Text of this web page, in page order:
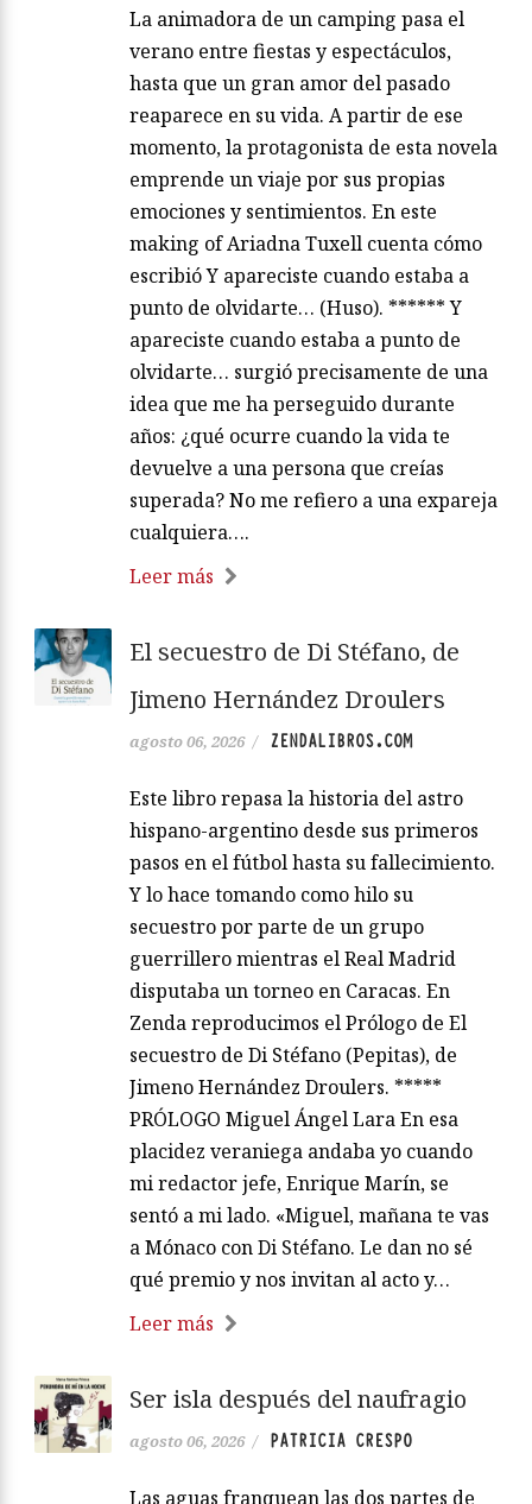
La animadora de un camping pasa el
verano entre fiestas y espectáculos,
hasta que un gran amor del pasado
reaparece en su vida. A partir de ese
momento, la protagonista de esta novela
emprende un viaje por sus propias
emociones y sentimientos. En este
making of Ariadna Tuxell cuenta cómo
escribió Y apareciste cuando estaba a
punto de olvidarte… (Huso). ****** Y
apareciste cuando estaba a punto de
olvidarte… surgió precisamente de una
idea que me ha perseguido durante
años: ¿qué ocurre cuando la vida te
devuelve a una persona que creías
superada? No me refiero a una expareja
cualquiera….
Leer más
El secuestro de Di Stéfano, de
Jimeno Hernández Droulers
agosto 06, 2026 / ZENDALIBROS.COM
Este libro repasa la historia del astro
hispano-argentino desde sus primeros
pasos en el fútbol hasta su fallecimiento.
Y lo hace tomando como hilo su
secuestro por parte de un grupo
guerrillero mientras el Real Madrid
disputaba un torneo en Caracas. En
Zenda reproducimos el Prólogo de El
secuestro de Di Stéfano (Pepitas), de
Jimeno Hernández Droulers. *****
PRÓLOGO Miguel Ángel Lara En esa
placidez veraniega andaba yo cuando
mi redactor jefe, Enrique Marín, se
sentó a mi lado. «Miguel, mañana te vas
a Mónaco con Di Stéfano. Le dan no sé
qué premio y nos invitan al acto y…
Leer más
Ser isla después del naufragio
agosto 06, 2026 / PATRICIA CRESPO
Las aguas franquean las dos partes de